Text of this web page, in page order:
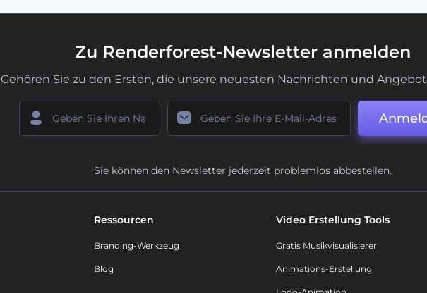
Zu Renderforest-Newsletter anmelden
Gehören Sie zu den Ersten, die unsere neuesten Nachrichten und
Sie können den Newsletter jederzeit problemlos abbestellen.
Ressourcen
Branding-Werkzeug
Blog
Video Erstellung Tools
Gratis Musikvisualisierer
Animations-Erstellung